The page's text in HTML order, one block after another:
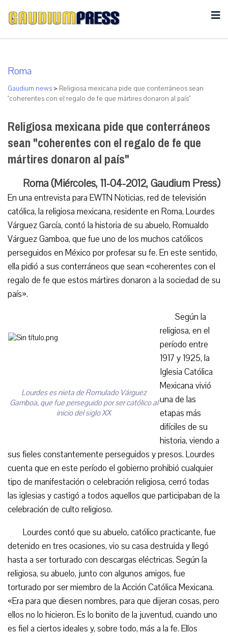
Roma
Gaudium news > Religiosa mexicana pide que conterráneos sean
"coherentes con el regalo de fe que mártires donaron al país"
Religiosa mexicana pide que conterráneos
sean "coherentes con el regalo de fe que
mártires donaron al país"
Roma (Miércoles, 11-04-2012, Gaudium Press)
En una entrevista para EWTN Noticias, red de televisión
católica, la religiosa mexicana, residente en Roma, Lourdes
Várguez García, contó la historia de su abuelo, Romualdo
Várguez Gamboa, que fue uno de los muchos católicos
perseguidos en México por profesar su fe. En este sentido,
ella pidió a sus conterráneos que sean «coherentes con el
regalo de fe que estos mártires donaron a la sociedad de su
país».
Lourdes es nieta de Romulado Várguez
Gamboa, que fue perseguido por ser católico al
inicio del siglo XX
Según la
religiosa, en el
período entre
1917 y 1925, la
Iglesia Católica
Mexicana vivió
una de las
etapas más
difíciles de su
historia, viendo a
sus fieles constantemente perseguidos y presos. Lourdes
cuenta que en este período el gobierno prohibió cualquier
tipo de manifestación o celebración religiosa, cerró todas
las iglesias y castigó a todos aquellos que participaban de la
celebración de culto religioso.
Lourdes contó que su abuelo, católico practicante, fue
detenido en tres ocasiones, vio su casa destruida y llegó
hasta a ser torturado con descargas eléctricas. Según la
religiosa, su abuelo, junto con algunos amigos, fue
torturado por ser miembro de la Acción Católica Mexicana.
«Era para que diesen nombres, para que dijeran cosas, pero
ellos no lo hicieron. Es lo bonito de la juventud, cuando uno
es fiel a ciertos ideales y, sobre todo, más a la fe. Ellos